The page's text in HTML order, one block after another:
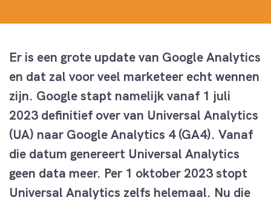
Er is een grote update van Google Analytics
en dat zal voor veel marketeer echt wennen
zijn. Google stapt namelijk vanaf 1 juli
2023 definitief over van Universal Analytics
(UA) naar Google Analytics 4 (GA4). Vanaf
die datum genereert Universal Analytics
geen data meer. Per 1 oktober 2023 stopt
Universal Analytics zelfs helemaal. Nu die